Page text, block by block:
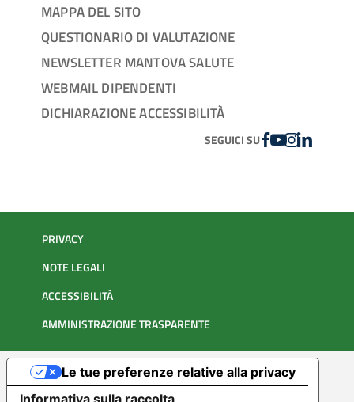
MAPPA DEL SITO
QUESTIONARIO DI VALUTAZIONE
NEWSLETTER MANTOVA SALUTE
WEBMAIL DIPENDENTI
DICHIARAZIONE ACCESSIBILITÀ
SEGUICI SUFACEBOOK
YOUTUBE
INSTAGRAM
LINKEDIN
PRIVACY
NOTE LEGALI
ACCESSIBILITÀ
AMMINISTRAZIONE TRASPARENTE
Le tue preferenze relative alla privacy